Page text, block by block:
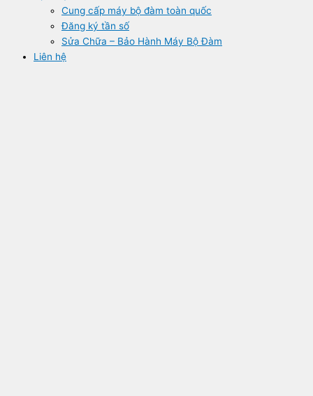
Cung cấp máy bộ đàm toàn quốc
Đăng ký tần số
Sửa Chữa – Bảo Hành Máy Bộ Đàm
Liên hệ